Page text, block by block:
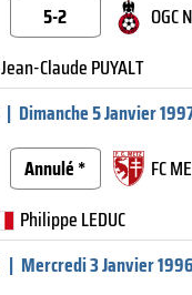
5-2
OGC
Jean-Claude PUYALT
| Dimanche 5 Janvier
Annulé *
FC
Philippe LEDUC
| Mercredi 3 Janvier